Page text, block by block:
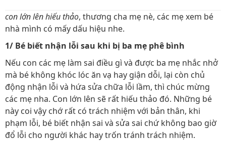
con lớn lên hiếu thảo, thương cha mẹ nè, các mẹ xem bé
nhà mình có mấy dấu hiệu nhe.
1/ Bé biết nhận lỗi sau khi bị ba mẹ phê bình
Nếu con các mẹ làm sai điều gì và được ba mẹ nhắc nhở
mà bé không khóc lóc ăn vạ hay giận dỗi, lại còn chủ
động nhận lỗi và hứa sửa chữa lỗi lầm, thì chúc mừng
các mẹ nha. Con lớn lên sẽ rất hiếu thảo đó. Những bé
này coi vậy chớ rất có trách nhiệm với bản thân, khi
phạm lỗi, bé biết nhận sai và sửa sai chứ không bao giờ
đổ lỗi cho người khác hay trốn tránh trách nhiệm.